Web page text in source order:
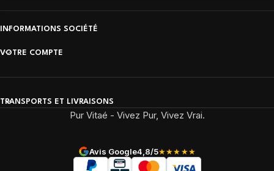
INFORMATIONS SOCIÉTÉ
VOTRE COMPTE
TRANSPORTS ET LIVRAISONS
Pur Vitaé - Vivez Pur, Vivez Vrai.
Avis Google4,8/5★★★★★